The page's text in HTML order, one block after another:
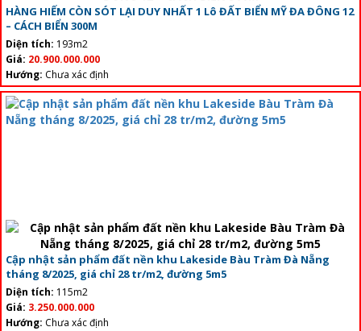
HÀNG HIẾM CÒN SÓT LẠI DUY NHẤT 1 Lô ĐẤT BIỂN MỸ ĐA ĐÔNG 12
– CÁCH BIỂN 300M
Diện tích: 193m2
Giá: 20.900.000.000
Hướng: Chưa xác định
Cập nhật sản phẩm đất nền khu Lakeside Bàu Tràm Đà Nẵng
tháng 8/2025, giá chỉ 28 tr/m2, đường 5m5
Diện tích: 115m2
Giá: 3.250.000.000
Hướng: Chưa xác định